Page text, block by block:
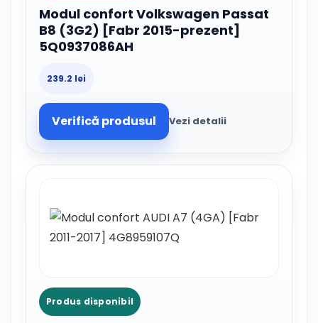
Modul confort Volkswagen Passat
B8 (3G2) [Fabr 2015-prezent]
5Q0937086AH
239.2 lei
Verifică produsul Vezi detalii
Produs disponibil